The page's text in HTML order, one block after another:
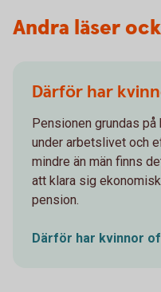
Andra läser
Därför har
Pensionen grundas
under arbetslivet och
mindre än män finns
att klara sig
pension.
Därför har kvinnor